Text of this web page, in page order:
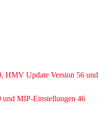
HMV Update Version 56 und
und MIP-Einstellungen 46